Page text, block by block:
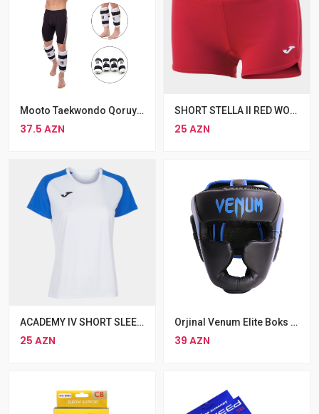
Mooto Taekwondo Qoruyucu Qol Ayaq Dəsti Ölçü S M L XL
37.5 AZN
SHORT STELLA II RED WOMAN
25 AZN
ACADEMY IV SHORT SLEEVE T-SHIRT WHITE ROYAL
25 AZN
Orjinal Venum Elite Boks Dəbilqəsi MMA Üçün Uyğun Baş Qoruyucu Kask
39 AZN